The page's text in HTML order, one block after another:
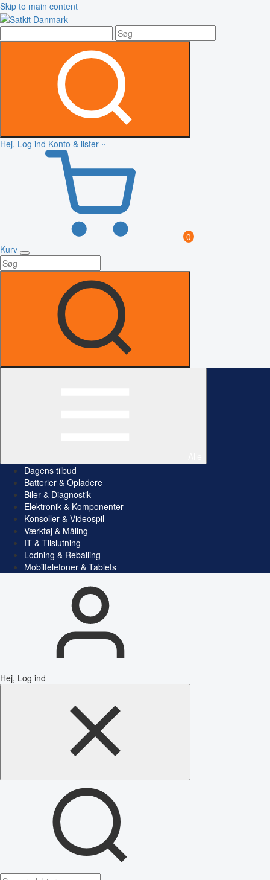
Skip to main content
Hej, Log ind Konto & lister
0
Kurv
Dagens tilbud
Batterier & Opladere
Biler & Diagnostik
Elektronik & Komponenter
Konsoller & Videospil
Værktøj & Måling
IT & Tilslutning
Lodning & Reballing
Mobiltelefoner & Tablets
Hej, Log ind